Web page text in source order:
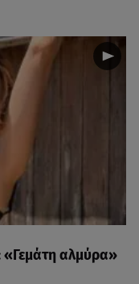
«Γεμάτη αλμύρα»